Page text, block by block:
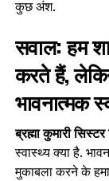
कुछ अंश.
सवाल: हम
करते हैं,
भावनात्मक
ब्रह्मा कुमारी सिस्टर
स्वास्थ्य क्या है.
मुकाबला करने के